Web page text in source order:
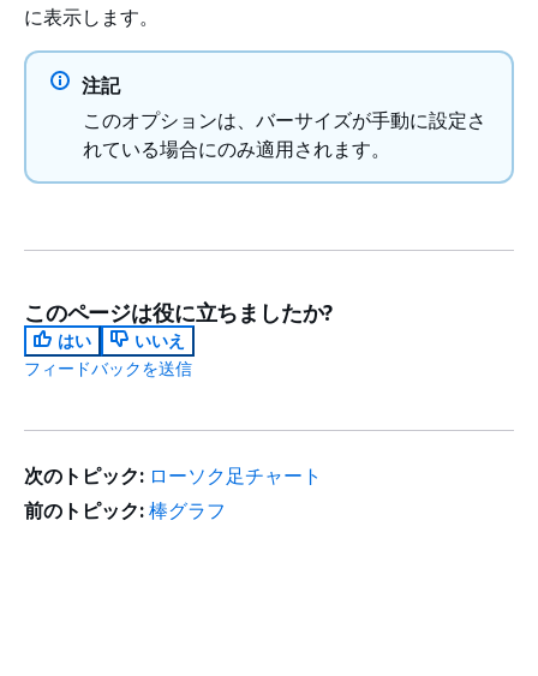
に表示します。
注記
このオプションは、バーサイズが手動に設定さ
れている場合にのみ適用されます。
このページは役に立ちましたか?
はい
いいえ
フィードバックを送信
次のトピック: ローソク足チャート
前のトピック: 棒グラフ